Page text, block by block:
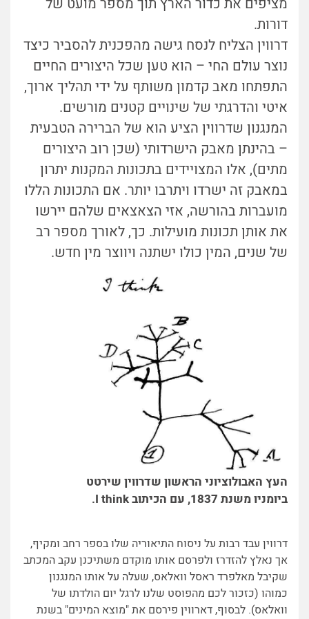
דורות.
דרווין הצליח לנסח גישה מהפכנית להסביר כיצד
נוצר עולם החי – הוא טען שכל היצורים החיים
התפתחו מאב קדמון משותף על ידי תהליך ארוך,
איטי והדרגתי של שינויים קטנים מורשים.
המנגנון שדרווין הציע הוא של הברירה הטבעית
– בהינתן מאבק הישרדותי (שכן רוב היצורים
מתים), אלו המצויידים בתכונות המקנות יתרון
במאבק זה ישרדו ויתרבו יותר. אם התכונות הללו
מועברות בהורשה, אזי הצאצאים שלהם יירשו
את אותן תכונות מועילות. כך, לאורך מספר רב
של שנים, המין כולו ישתנה ויווצר מין חדש.
העץ האבולוציוני הראשון שדרווין שירטט
ביומניו משנת 1837, עם הכיתוב I think.
דרווין עבד רבות על ניסוח התיאוריה שלו בספר רחב ומקיף,
אך נאלץ להזדרז ולפרסם אותו מוקדם משתיכנן עקב המכתב
שקיבל מאלפרד ראסל וואלאס, שעלה על אותו המנגנון
כמוהו (כזכור לכם מהפוסט שלנו לרגל יום הולדתו של
וואלאס). לבסוף, דארווין פירסם את "מוצא המינים" בשנת